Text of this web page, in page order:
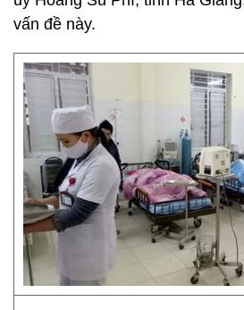
vấn đề này.